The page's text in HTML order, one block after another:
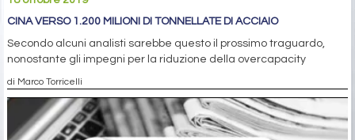
CINA VERSO 1.200 MILIONI DI TONNELLATE DI ACCIAIO
Secondo alcuni analisti sarebbe questo il prossimo traguardo,
nonostante gli impegni per la riduzione della overcapacity
di Marco Torricelli